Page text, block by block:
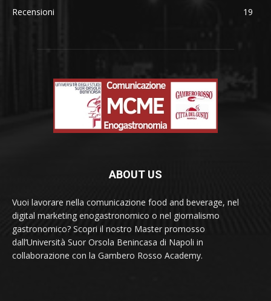
Recensioni
19
ABOUT US
Vuoi lavorare nella comunicazione food and beverage, nel
digital marketing enogastronomico o nel giornalismo
gastronomico? Scopri il nostro Master promosso
dall’Università Suor Orsola Benincasa di Napoli in
collaborazione con la Gambero Rosso Academy.